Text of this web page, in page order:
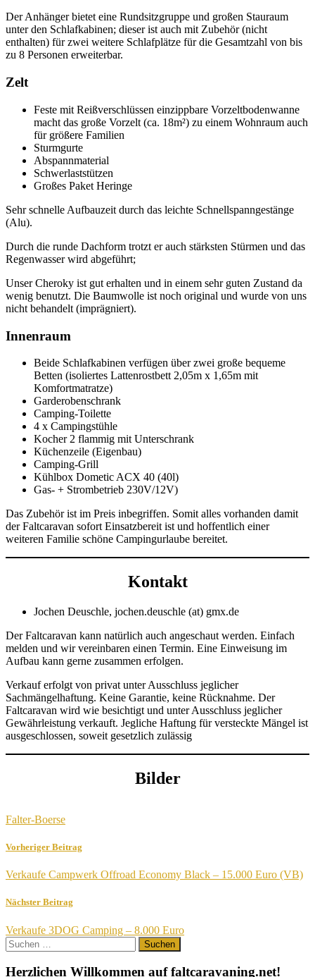
Der Anhänger bietet eine Rundsitzgruppe und großen Stauraum
unter den Schlafkabinen; dieser ist auch mit Zubehör (nicht
enthalten) für zwei weitere Schlafplätze für die Gesamtzahl von bis
zu 8 Personen erweiterbar.
Zelt
Feste mit Reißverschlüssen einzippbare Vorzeltbodenwanne
macht das große Vorzelt (ca. 18m²) zu einem Wohnraum auch
für größere Familien
Sturmgurte
Abspannmaterial
Schwerlaststützen
Großes Paket Heringe
Sehr schnelle Aufbauzeit durch das leichte Schnellspanngestänge
(Alu).
Durch die runde Dachform trotzt er auch stärksten Stürmen und das
Regenwasser wird abgeführt;
Unser Cheroky ist gut erhalten und in einem sehr guten Zustand da
wenig benutzt. Die Baumwolle ist noch original und wurde von uns
nicht behandelt (imprägniert).
Innenraum
Beide Schlafkabinen verfügen über zwei große bequeme
Betten (isoliertes Lattenrostbett 2,05m x 1,65m mit
Komfortmatratze)
Garderobenschrank
Camping-Toilette
4 x Campingstühle
Kocher 2 flammig mit Unterschrank
Küchenzeile (Eigenbau)
Camping-Grill
Kühlbox Dometic ACX 40 (40l)
Gas- + Strombetrieb 230V/12V)
Das Zubehör ist im Preis inbegriffen. Somit alles vorhanden damit
der Faltcaravan sofort Einsatzbereit ist und hoffentlich einer
weiteren Familie schöne Campingurlaube bereitet.
Kontakt
Jochen Deuschle, jochen.deuschle (at) gmx.de
Der Faltcaravan kann natürlich auch angeschaut werden. Einfach
melden und wir vereinbaren einen Termin. Eine Einweisung im
Aufbau kann gerne zusammen erfolgen.
Verkauf erfolgt von privat unter Ausschluss jeglicher
Sachmängelhaftung. Keine Garantie, keine Rücknahme. Der
Faltcaravan wird wie besichtigt und unter Ausschluss jeglicher
Gewährleistung verkauft. Jegliche Haftung für versteckte Mängel ist
ausgeschlossen, soweit gesetzlich zulässig
Bilder
Falter-Boerse
Vorheriger Beitrag
Verkaufe Campwerk Offroad Economy Black – 15.000 Euro (VB)
Nächster Beitrag
Verkaufe 3DOG Camping – 8.000 Euro
Suchen
nach:
Herzlichen Willkommen auf faltcaravaning.net!